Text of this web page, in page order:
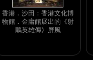
香港．沙田：香港文化博
物館．金庸館展出的《射
鵰英雄傳》屏風